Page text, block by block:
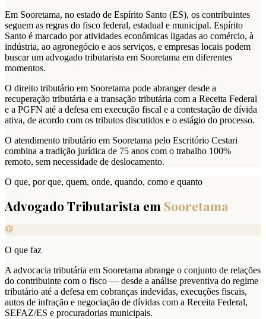
Em Sooretama, no estado de Espírito Santo (ES), os contribuintes
seguem as regras do fisco federal, estadual e municipal. Espírito
Santo é marcado por atividades econômicas ligadas ao comércio, à
indústria, ao agronegócio e aos serviços, e empresas locais podem
buscar um advogado tributarista em Sooretama em diferentes
momentos.
O direito tributário em Sooretama pode abranger desde a
recuperação tributária e a transação tributária com a Receita Federal
e a PGFN até a defesa em execução fiscal e a contestação de dívida
ativa, de acordo com os tributos discutidos e o estágio do processo.
O atendimento tributário em Sooretama pelo Escritório Cestari
combina a tradição jurídica de 75 anos com o trabalho 100%
remoto, sem necessidade de deslocamento.
O que, por que, quem, onde, quando, como e quanto
Advogado Tributarista em Sooretama
O que faz
A advocacia tributária em Sooretama abrange o conjunto de relações
do contribuinte com o fisco — desde a análise preventiva do regime
tributário até a defesa em cobranças indevidas, execuções fiscais,
autos de infração e negociação de dívidas com a Receita Federal,
SEFAZ/ES e procuradorias municipais.